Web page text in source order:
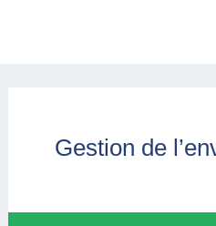
Gestion de